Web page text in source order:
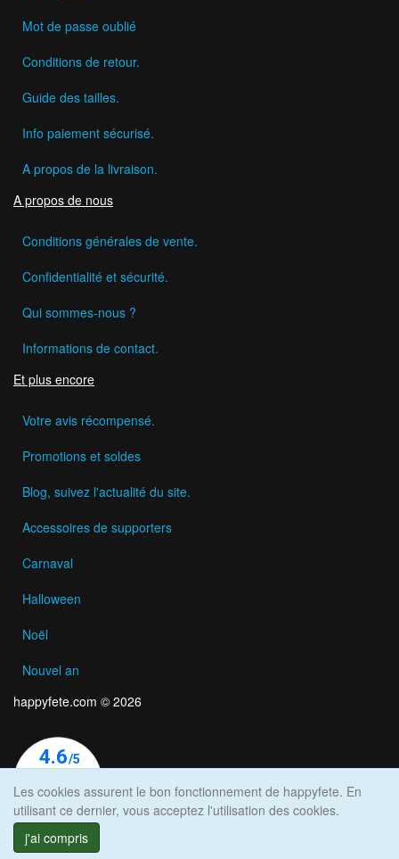
Mot de passe oublié
Conditions de retour.
Guide des tailles.
Info paiement sécurisé.
A propos de la livraison.
A propos de nous
Conditions générales de vente.
Confidentialité et sécurité.
Qui sommes-nous ?
Informations de contact.
Et plus encore
Votre avis récompensé.
Promotions et soldes
Blog, suivez l'actualité du site.
Accessoires de supporters
Carnaval
Halloween
Noël
Nouvel an
happyfete.com © 2026
Les cookies assurent le bon fonctionnement de happyfete. En
utilisant ce dernier, vous acceptez l'utilisation des cookies.
j'ai compris